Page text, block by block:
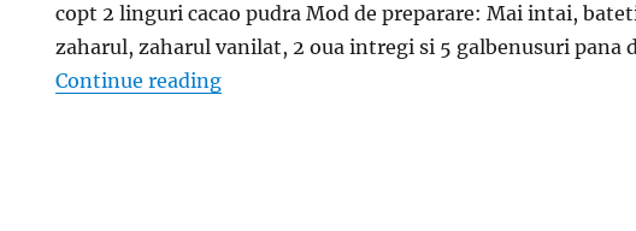
copt 2 linguri cacao pudra Mod de preparare: Mai intai,
zaharul, zaharul vanilat, 2 oua intregi si 5 galbenusuri pana
Continue reading“Prajitura Zi si noapte – Usor de